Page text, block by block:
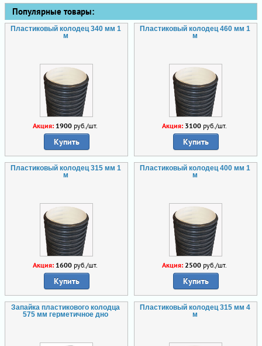
Популярные товары:
Пластиковый колодец 340 мм 1
м
Акция: 1900руб./шт.
Купить
Пластиковый колодец 460 мм 1
м
Акция: 3100руб./шт.
Купить
Пластиковый колодец 315 мм 1
м
Акция: 1600руб./шт.
Купить
Пластиковый колодец 400 мм 1
м
Акция: 2500руб./шт.
Купить
Запайка пластикового колодца
575 мм герметичное дно
Пластиковый колодец 315 мм 4
м